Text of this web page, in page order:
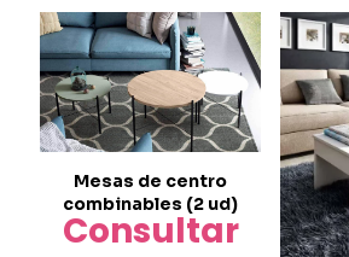
tiene
múltiples
variantes.
Las
opciones
se
pueden
elegir
en
la
página
Mesas de centro
combinables (2 ud)
Consultar